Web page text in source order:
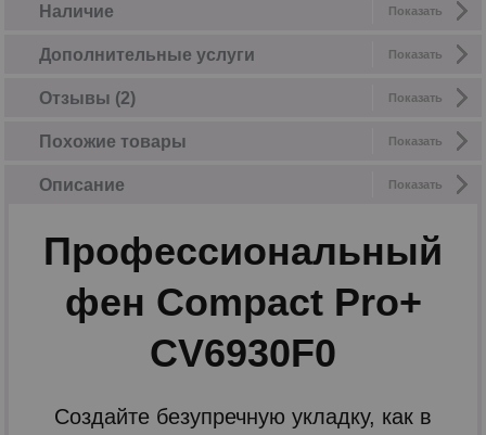
Показать
Наличие
Показать
Дополнительные услуги
Показать
Отзывы (2)
Показать
Похожие товары
Показать
Описание
Профессиональный
фен Compact Pro+
CV6930F0
Создайте безупречную укладку, как в